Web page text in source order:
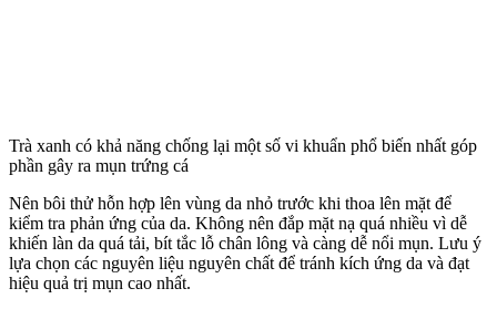
Trà xanh có khả năng chống lại một số vi khuẩn phổ biến nhất góp
phần gây ra mụn trứng cá
Nên bôi thử hỗn hợp lên vùng da nhỏ trước khi thoa lên mặt để
kiểm tra phản ứng của da. Không nên đắp mặt nạ quá nhiều vì dễ
khiến làn da quá tải, bít tắc lỗ chân lông và càng dễ nổi mụn. Lưu ý
lựa chọn các nguyên liệu nguyên chất để tránh kích ứng da và đạt
hiệu quả trị mụn cao nhất.